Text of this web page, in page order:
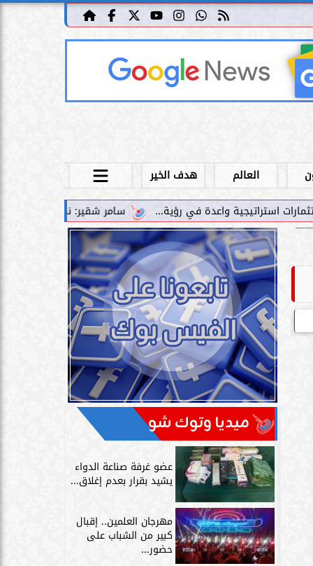
العالم
هدف الخير
سامر شقير: نمو صناديق الاستثمار الخاصة دليل
ميديا وتوك شو
عضو غرفة صناعة الدواء
يشيد بقرار بعدم إغلاق...
مهرجان العلمين.. إقبال
كبير من الشباب على
حضور...